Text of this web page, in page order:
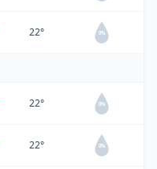
22° 0%
22° 0%
22° 0%